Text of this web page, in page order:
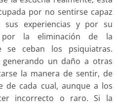
por no sentirse capaz
experiencias y por su
la eliminación de la
ceban los psiquiatras.
un daño a otras
la manera de sentir, de
de cada cual, aunque a los
incorrecto o raro. Si la